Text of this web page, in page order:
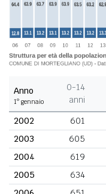
Anno
1° gennaio
0-14
anni
2002
601
2003
605
2004
619
2005
634